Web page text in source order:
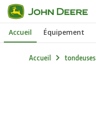
Passer au contenu principal
Accueil Équipement
Accueil tondeuses